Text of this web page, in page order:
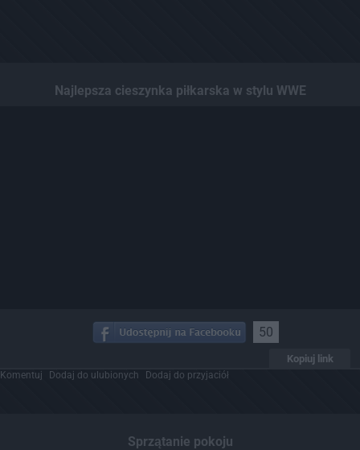
Najlepsza cieszynka piłkarska w stylu WWE
50
Kopiuj link
Komentuj Dodaj do ulubionych Dodaj do przyjaciół
Sprzątanie pokoju